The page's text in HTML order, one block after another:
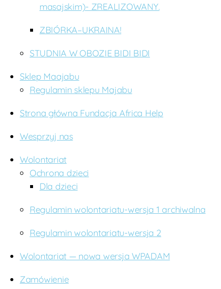
masajskim)- ZREALIZOWANY.
ZBIÓRKA–UKRAINA!
STUDNIA W OBOZIE BIDI BIDI
Sklep Maajabu
Regulamin sklepu Majabu
Strona główna Fundacja Africa Help
Wesprzyj nas
Wolontariat
Ochrona dzieci
Dla dzieci
Regulamin wolontariatu-wersja 1 archiwalna
Regulamin wolontariatu-wersja 2
Wolontariat — nowa wersja WPADAM
Zamówienie